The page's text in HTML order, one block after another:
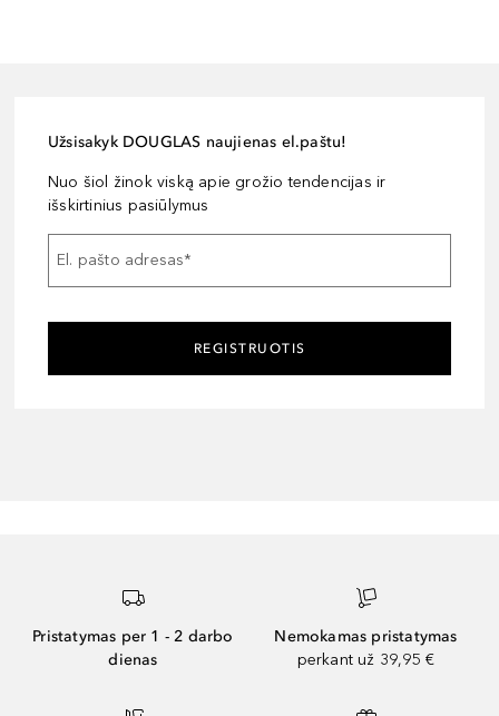
Užsisakyk DOUGLAS naujienas el.paštu!
Nuo šiol žinok viską apie grožio tendencijas ir
išskirtinius pasiūlymus
El. pašto adresas*
REGISTRUOTIS
Pristatymas per 1 - 2 darbo
dienas
Nemokamas pristatymas
perkant už 39,95 €